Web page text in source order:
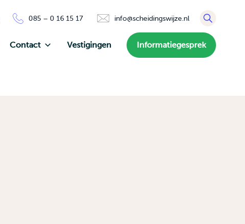
085 – 0 16 15 17 info@scheidingswijze.nl
Contact Vestigingen Informatiegesprek